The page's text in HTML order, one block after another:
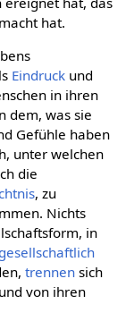
hat.
Eindruckund
in ihren
dem, was sie
Gefühle haben
unter welchen
die
, zu
Nichts
in
gesellschaftlich
trennensich
von ihren